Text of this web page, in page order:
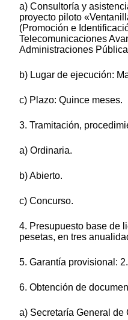
a) Consultoría y
proyecto piloto
(Promoción e
Telecomunicaciones
Administraciones
b) Lugar de ejecución:
c) Plazo: Quince meses.
3. Tramitación,
a) Ordinaria.
b) Abierto.
c) Concurso.
4. Presupuesto base de
pesetas, en tres
5. Garantía provisional:
6. Obtención de
a) Secretaría General de